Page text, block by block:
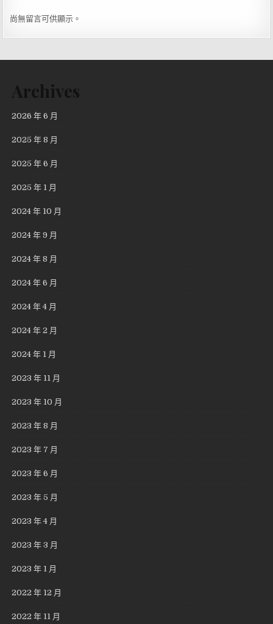
尚無留言可供顯示。
Archives
2026 年 6 月
2025 年 8 月
2025 年 6 月
2025 年 1 月
2024 年 10 月
2024 年 9 月
2024 年 8 月
2024 年 6 月
2024 年 4 月
2024 年 2 月
2024 年 1 月
2023 年 11 月
2023 年 10 月
2023 年 8 月
2023 年 7 月
2023 年 6 月
2023 年 5 月
2023 年 4 月
2023 年 3 月
2023 年 1 月
2022 年 12 月
2022 年 11 月